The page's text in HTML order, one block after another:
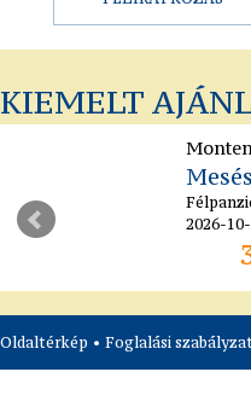
KIEMELT
2026-
Oldaltérkép • Foglalási